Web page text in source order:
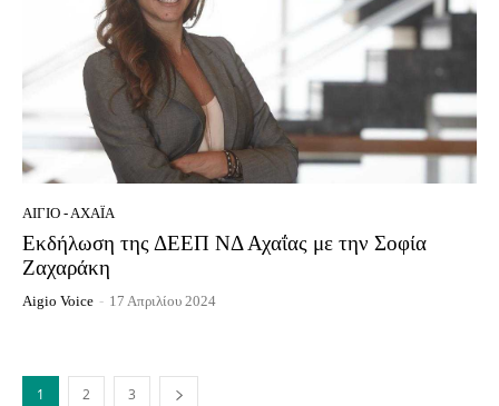
ΑΊΓΙΟ - ΑΧΑΪ́Α
Εκδήλωση της ΔΕΕΠ ΝΔ Αχαΐας με την Σοφία
Ζαχαράκη
Aigio Voice - 17 Απριλίου 2024
1 2 3